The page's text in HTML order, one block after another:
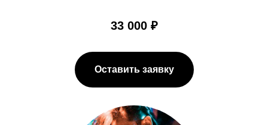
33 000 ₽
Оставить заявку